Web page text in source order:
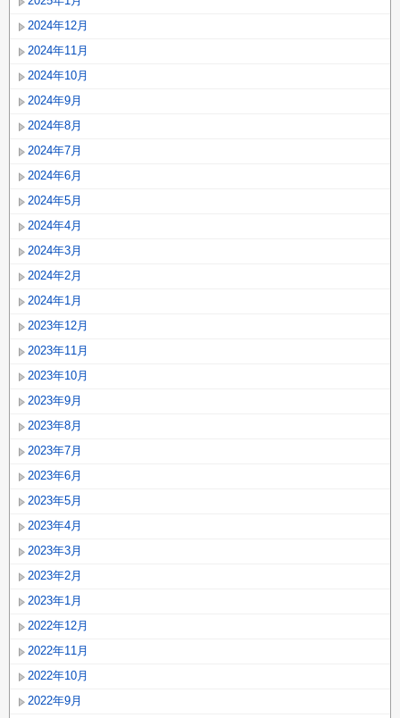
2024年12月
2024年11月
2024年10月
2024年9月
2024年8月
2024年7月
2024年6月
2024年5月
2024年4月
2024年3月
2024年2月
2024年1月
2023年12月
2023年11月
2023年10月
2023年9月
2023年8月
2023年7月
2023年6月
2023年5月
2023年4月
2023年3月
2023年2月
2023年1月
2022年12月
2022年11月
2022年10月
2022年9月